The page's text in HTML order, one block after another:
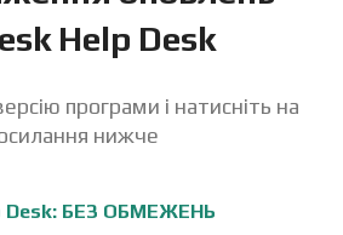
Help Desk
програми і натисніть на
нижче
Desk: БЕЗ ОБМЕЖЕНЬ